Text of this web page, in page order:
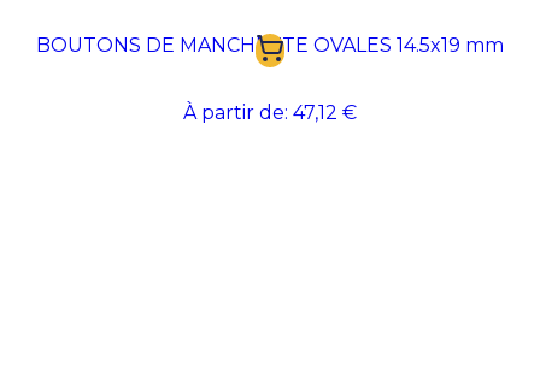
BOUTONS DE MANCHETTE OVALES 14.5x19 mm
À partir de: 47,12 €